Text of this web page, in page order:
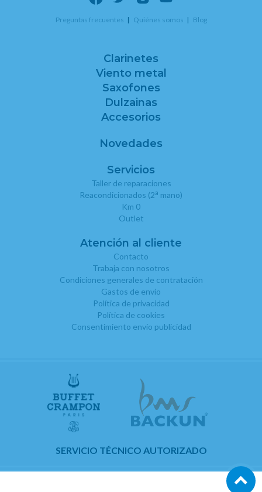
Preguntas frecuentes Quiénes somos Blog
Clarinetes
Viento metal
Saxofones
Dulzainas
Accesorios
Novedades
Servicios
Taller de reparaciones
Reacondicionados (2a mano)
Km 0
Outlet
Atención al cliente
Contacto
Trabaja con nosotros
Condiciones generales de contratación
Gastos de envío
Política de privacidad
Política de cookies
Consentimiento envío publicidad
SERVICIO TÉCNICO AUTORIZADO